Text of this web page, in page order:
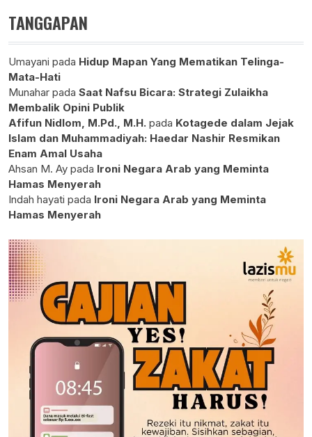
TANGGAPAN
Umayani pada Hidup Mapan Yang Mematikan Telinga-
Mata-Hati
Munahar pada Saat Nafsu Bicara: Strategi Zulaikha
Membalik Opini Publik
Afifun Nidlom, M.Pd., M.H. pada Kotagede dalam Jejak
Islam dan Muhammadiyah: Haedar Nashir Resmikan
Enam Amal Usaha
Ahsan M. Ay pada Ironi Negara Arab yang Meminta
Hamas Menyerah
Indah hayati pada Ironi Negara Arab yang Meminta
Hamas Menyerah